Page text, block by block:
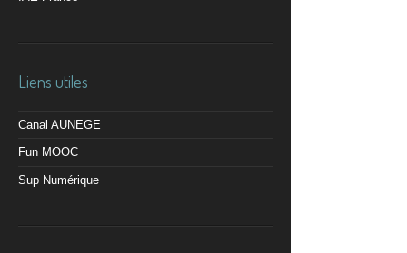
Liens utiles
Canal AUNEGE
Fun MOOC
Sup Numérique